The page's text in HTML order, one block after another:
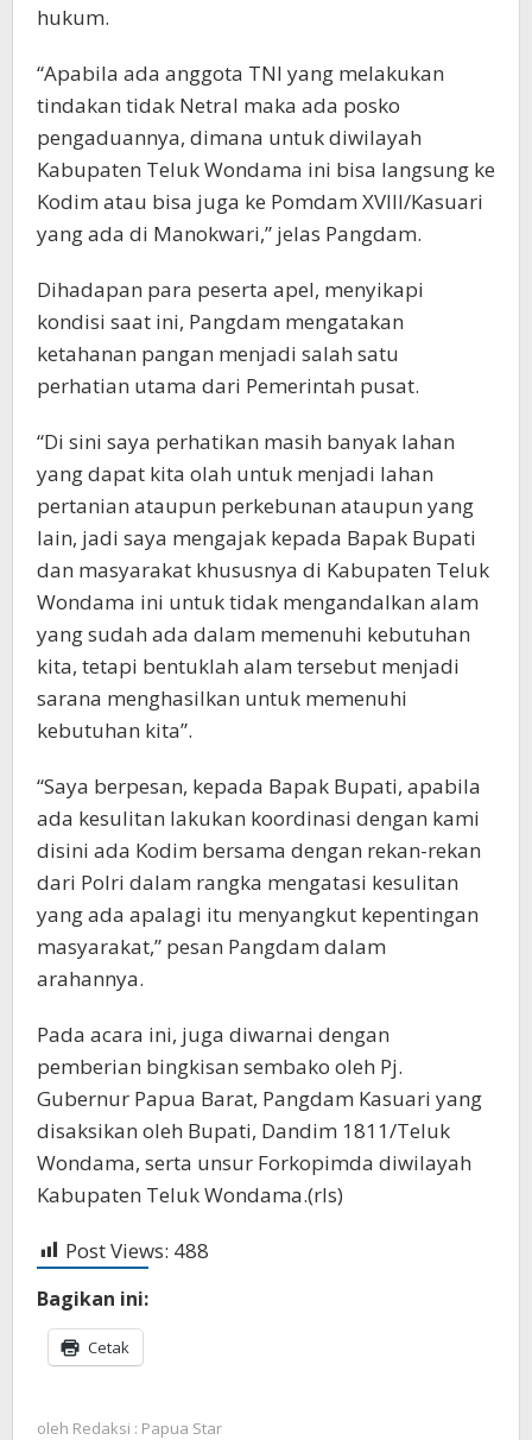
hukum.
“Apabila ada anggota TNI yang melakukan
tindakan tidak Netral maka ada posko
pengaduannya, dimana untuk diwilayah
Kabupaten Teluk Wondama ini bisa langsung ke
Kodim atau bisa juga ke Pomdam XVIII/Kasuari
yang ada di Manokwari,” jelas Pangdam.
Dihadapan para peserta apel, menyikapi
kondisi saat ini, Pangdam mengatakan
ketahanan pangan menjadi salah satu
perhatian utama dari Pemerintah pusat.
“Di sini saya perhatikan masih banyak lahan
yang dapat kita olah untuk menjadi lahan
pertanian ataupun perkebunan ataupun yang
lain, jadi saya mengajak kepada Bapak Bupati
dan masyarakat khususnya di Kabupaten Teluk
Wondama ini untuk tidak mengandalkan alam
yang sudah ada dalam memenuhi kebutuhan
kita, tetapi bentuklah alam tersebut menjadi
sarana menghasilkan untuk memenuhi
kebutuhan kita”.
“Saya berpesan, kepada Bapak Bupati, apabila
ada kesulitan lakukan koordinasi dengan kami
disini ada Kodim bersama dengan rekan-rekan
dari Polri dalam rangka mengatasi kesulitan
yang ada apalagi itu menyangkut kepentingan
masyarakat,” pesan Pangdam dalam
arahannya.
Pada acara ini, juga diwarnai dengan
pemberian bingkisan sembako oleh Pj.
Gubernur Papua Barat, Pangdam Kasuari yang
disaksikan oleh Bupati, Dandim 1811/Teluk
Wondama, serta unsur Forkopimda diwilayah
Kabupaten Teluk Wondama.(rls)
Post Views: 488
Bagikan ini:
Cetak
oleh Redaksi : Papua Star